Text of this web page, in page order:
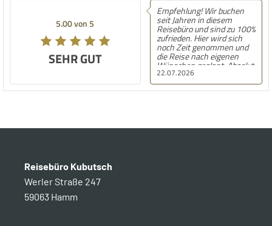
5.00 von 5
SEHR GUT
22.07.2026
Empfehlung! Wir buchen
seit Jahren in diesem
Reisebüro und sind zu 100%
zufrieden. Hier wird sich
noch Zeit genommen und
die Reise nach eigenen
Wünschen geplant. Absolut
empfehlenswert!
Reisebüro Kubutsch
Werler Straße 247
59063 Hamm